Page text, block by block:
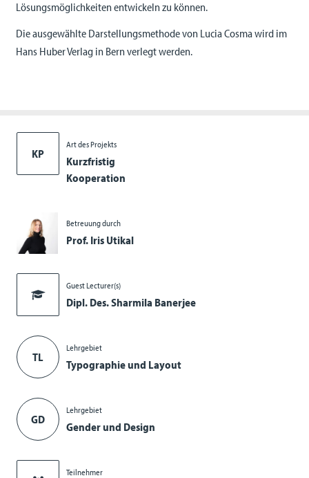
KP
Art des Projekts
Kurzfristig
Kooperation
Betreuung durch
Prof. Iris Utikal
Guest Lecturer(s)
Dipl. Des. Sharmila Banerjee
TL
Lehrgebiet
Typographie und Layout
GD
Lehrgebiet
Gender und Design
Teilnehmer
Lösungsmöglichkeiten entwickeln zu können.
Die ausgewählte Darstellungsmethode von Lucia Cosma wird im
Hans Huber Verlag in Bern verlegt werden.